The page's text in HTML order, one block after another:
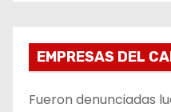
EMPRESAS DEL
Fueron denunciadas